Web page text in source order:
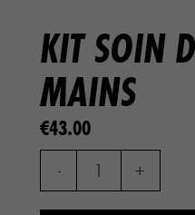
KIT SOIN
MAINS
€43.00
- 1 +